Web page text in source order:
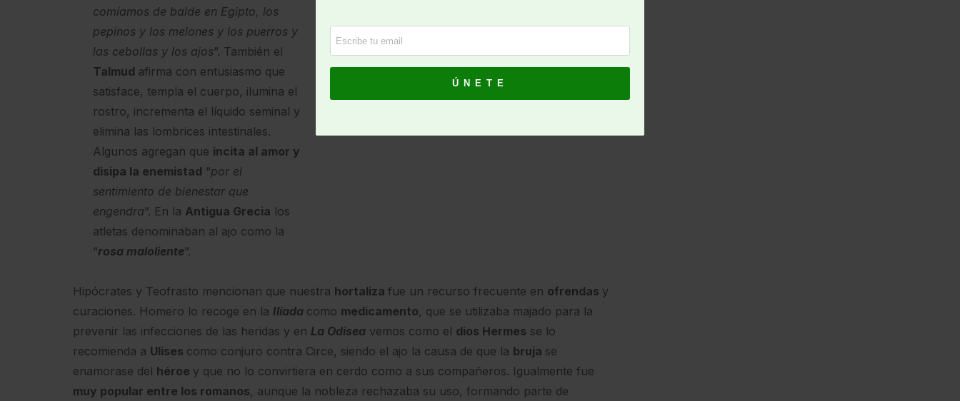
comíamos de balde en Egipto, los
pepinos y los melones y los puerros y
las cebollas y los ajos”. También el
Talmud afirma con entusiasmo que
satisface, templa el cuerpo, ilumina el
rostro, incrementa el líquido seminal y
elimina las lombrices intestinales.
Algunos agregan que incita al amor y
disipa la enemistad “por el
sentimiento de bienestar que
engendra”. En la Antigua Grecia los
atletas denominaban al ajo como la
“rosa maloliente”.
Hipócrates y Teofrasto mencionan que nuestra hortaliza fue un recurso frecuente en ofrendas y
curaciones. Homero lo recoge en la Ilíada como medicamento, que se utilizaba majado para la
prevenir las infecciones de las heridas y en La Odisea vemos como el dios Hermes se lo
recomienda a Ulises como conjuro contra Circe, siendo el ajo la causa de que la bruja se
enamorase del héroe y que no lo convirtiera en cerdo como a sus compañeros. Igualmente fue
muy popular entre los romanos, aunque la nobleza rechazaba su uso, formando parte de